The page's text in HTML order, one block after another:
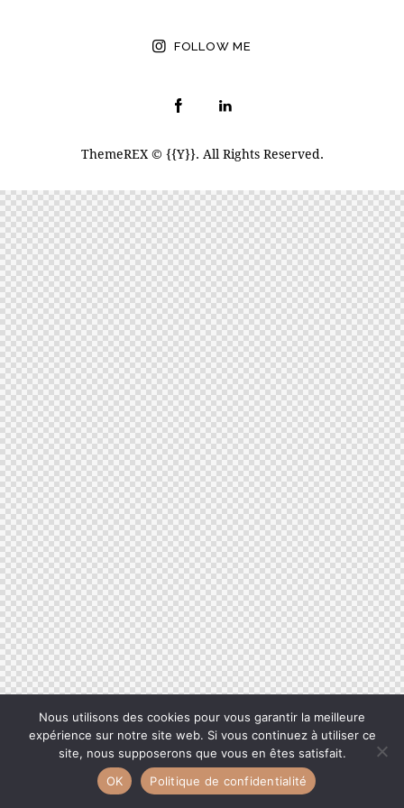
FOLLOW ME
ThemeREX© {{Y}}. All Rights Reserved.
Nous utilisons des cookies pour vous garantir la meilleure
expérience sur notre site web. Si vous continuez à utiliser ce
site, nous supposerons que vous en êtes satisfait.
OK
Politique de confidentialité